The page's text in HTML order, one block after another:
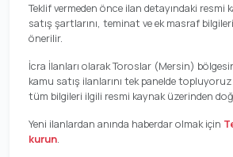
Teklif vermeden önce ilan detayındaki resmi
satış şartlarını, teminat ve ek masraf
önerilir.
İcra İlanları olarak Toroslar (Mersin)
kamu satış ilanlarını tek panelde
tüm bilgileri ilgili resmi kaynak üzerinden
Yeni ilanlardan anında haberdar olmak için
kurun.